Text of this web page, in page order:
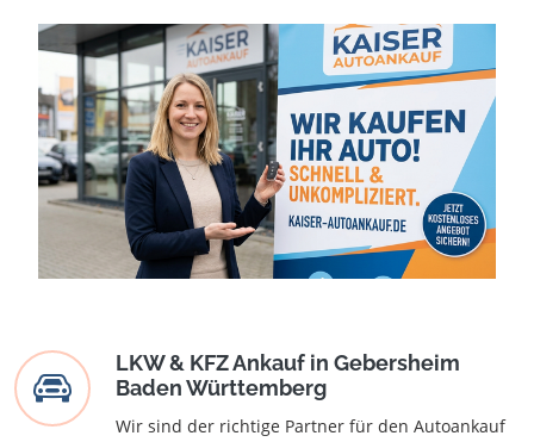
LKW & KFZ Ankauf in Gebersheim
Baden Württemberg
Wir sind der richtige Partner für den Autoankauf